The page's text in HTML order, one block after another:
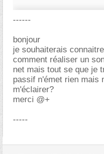
------
bonjour
je souhaiterais
comment réaliser un
net mais tout se que je
passif n'émet rien mais
m'éclairer?
merci @+
-----